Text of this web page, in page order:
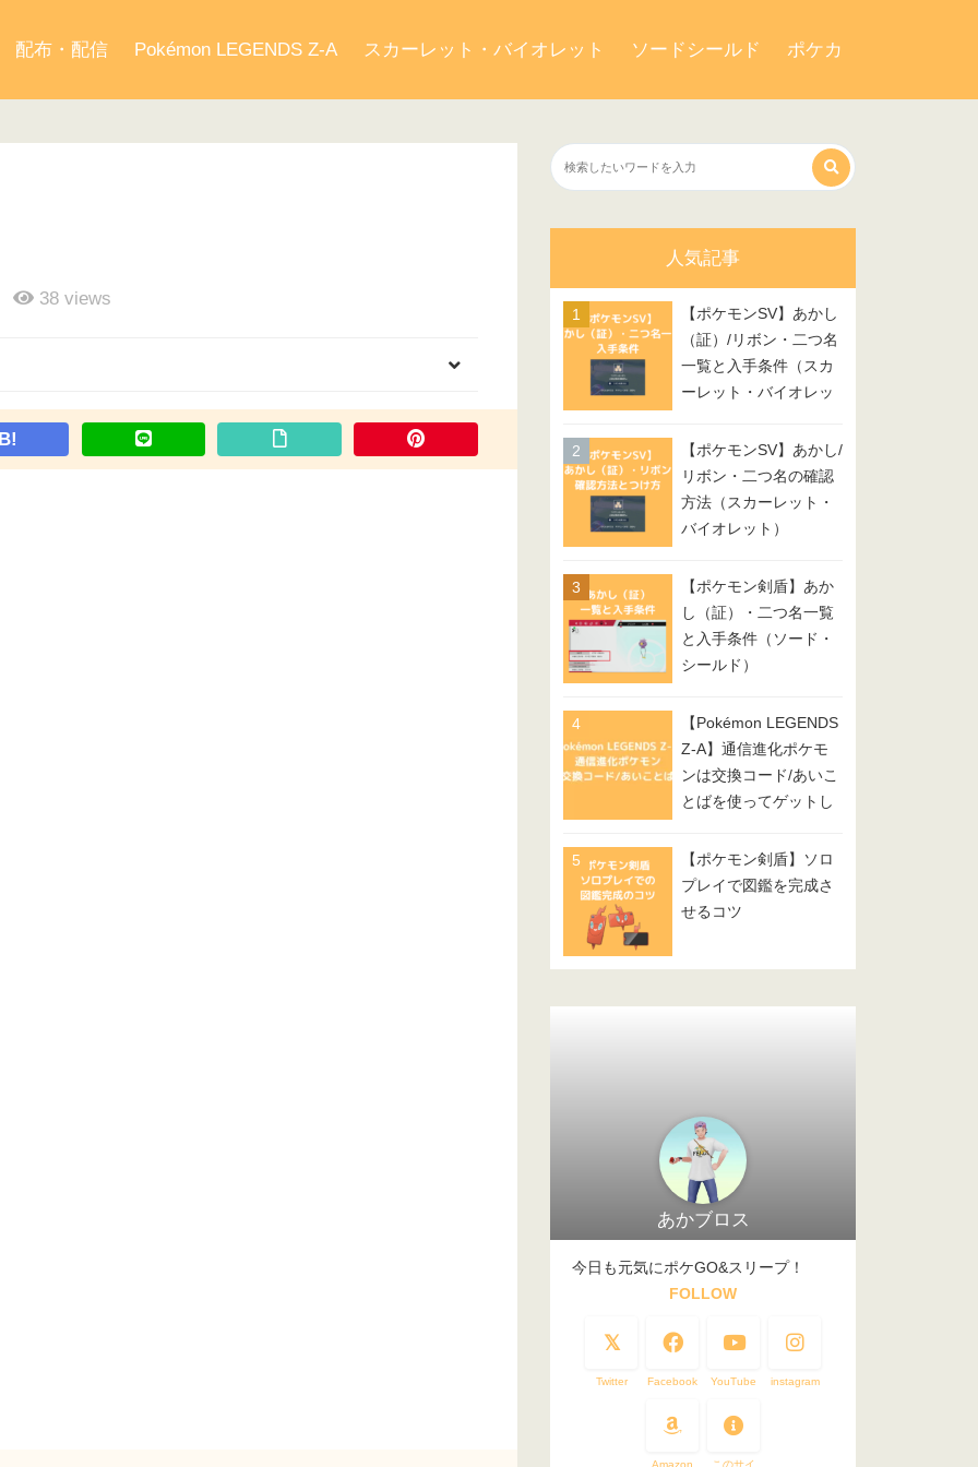
配布・配信 Pokémon LEGENDS Z-A スカーレット・バイオレット ソードシールド ポケカ
38 views
人気記事
【ポケモンSV】あかし
（証）/リボン・二つ名
一覧と入手条件（スカ
ーレット・バイオレッ
【ポケモンSV】あかし/
リボン・二つ名の確認
方法（スカーレット・
バイオレット）
【ポケモン剣盾】あか
し（証）・二つ名一覧
と入手条件（ソード・
シールド）
【Pokémon LEGENDS
Z-A】通信進化ポケモ
ンは交換コード/あいこ
とばを使ってゲットし
【ポケモン剣盾】ソロ
プレイで図鑑を完成さ
せるコツ
あかブロス
今日も元気にポケGO&スリープ！
FOLLOW
Twitter Facebook YouTube instagram
Amazon このサイ